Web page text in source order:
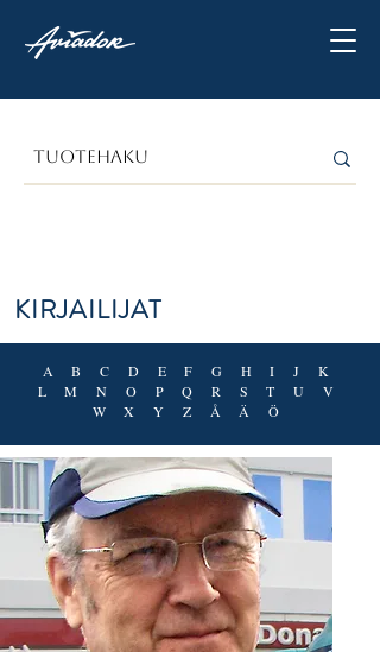
KIRJAILIJAT
A B C D E F G
H I J K
L M N O P Q R S T U V
W X Y Z Å Ä Ö